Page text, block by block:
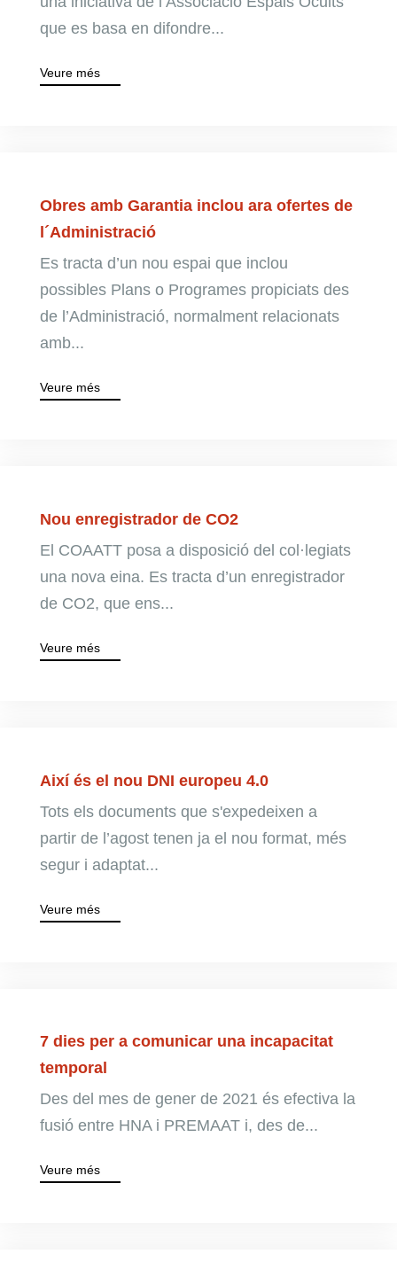
que es basa en difondre...
Veure més
Obres amb Garantia inclou ara ofertes de
l´Administració
Es tracta d’un nou espai que inclou
possibles Plans o Programes propiciats des
de l’Administració, normalment relacionats
amb...
Veure més
Nou enregistrador de CO2
El COAATT posa a disposició del col·legiats
una nova eina. Es tracta d’un enregistrador
de CO2, que ens...
Veure més
Així és el nou DNI europeu 4.0
Tots els documents que s'expedeixen a
partir de l’agost tenen ja el nou format, més
segur i adaptat...
Veure més
7 dies per a comunicar una incapacitat
temporal
Des del mes de gener de 2021 és efectiva la
fusió entre HNA i PREMAAT i, des de...
Veure més